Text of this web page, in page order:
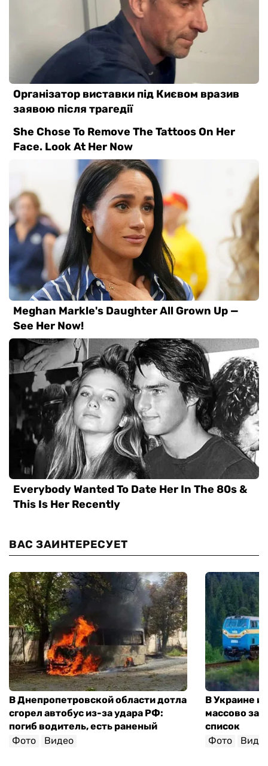
ВАС ЗАИНТЕРЕСУЕТ
В Днепропетровской области дотла
сгорел автобус из-за удара РФ:
погиб водитель, есть раненый
Фото
Видео
В Украине
массово
список
Фото